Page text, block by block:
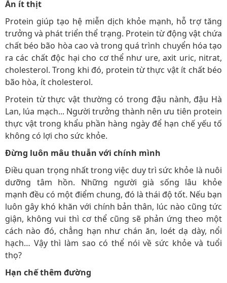
Ăn ít thịt
Protein giúp tạo hệ miễn dịch khỏe mạnh, hỗ trợ tăng
trưởng và phát triển thể trạng. Protein từ động vật chứa
chất béo bão hòa cao và trong quá trình chuyển hóa tạo
ra các chất độc hại cho cơ thể như ure, axit uric, nitrat,
cholesterol. Trong khi đó, protein từ thực vật ít chất béo
bão hòa, ít cholesterol.
Protein từ thực vật thường có trong đậu nành, đậu Hà
Lan, lúa mạch... Người trưởng thành nên ưu tiên protein
thực vật trong khẩu phần hàng ngày để hạn chế yếu tố
không có lợi cho sức khỏe.
Đừng luôn mâu thuẫn với chính mình
Điều quan trọng nhất trong việc duy trì sức khỏe là nuôi
dưỡng tâm hồn. Những người già sống lâu khỏe
mạnh đều có một điểm chung, đó là thái độ tốt. Nếu bạn
luôn gây khó khăn với chính bản thân, lúc nào cũng tức
giận, không vui thì cơ thể cũng sẽ phản ứng theo một
cách nào đó, chẳng hạn như chán ăn, loét dạ dày, nổi
hạch… Vậy thì làm sao có thể nói về sức khỏe và tuổi
thọ?
Hạn chế thêm đường